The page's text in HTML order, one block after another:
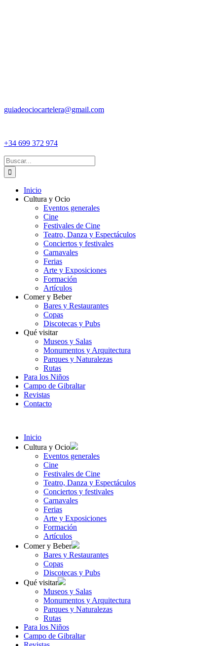
guiadeociocartelera@gmail.com
+34 699 372 974
Buscar:
Inicio
Cultura y Ocio
Eventos generales
Cine
Festivales de Cine
Teatro, Danza y Espectáculos
Conciertos y festivales
Carnavales
Ferias
Arte y Exposiciones
Formación
Artículos
Comer y Beber
Bares y Restaurantes
Copas
Discotecas y Pubs
Qué visitar
Museos y Salas
Monumentos y Arquitectura
Parques y Naturalezas
Rutas
Para los Niños
Campo de Gibraltar
Revistas
Contacto
Inicio
Cultura y Ocio
Eventos generales
Cine
Festivales de Cine
Teatro, Danza y Espectáculos
Conciertos y festivales
Carnavales
Ferias
Arte y Exposiciones
Formación
Artículos
Comer y Beber
Bares y Restaurantes
Copas
Discotecas y Pubs
Qué visitar
Museos y Salas
Monumentos y Arquitectura
Parques y Naturalezas
Rutas
Para los Niños
Campo de Gibraltar